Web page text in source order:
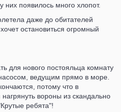
них появилось много хлопот.
даже до обитателей
остановиться огромный
для нового постояльца комнату
ведущим прямо в море.
потому что в
вороны из скандально
ребята"!